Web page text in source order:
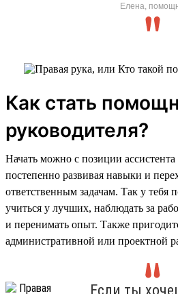
Елена,
Как стать
руководителя?
Начать можно с позиции
постепенно развивая навыки и
ответственным задачам. Так у тебя
учиться у лучших, наблюдать за
и перенимать опыт. Также
административной или проектной
Если ты